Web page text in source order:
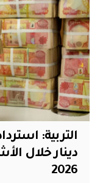
التربية:
دينار خلال
2026